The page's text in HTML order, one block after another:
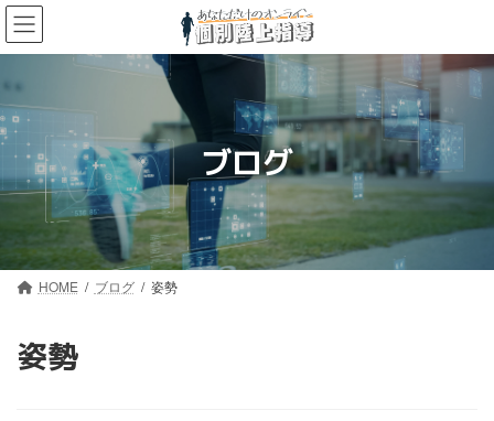
コ
ン
テ
ン
ツ
へ
ス
ッ
ナ
ビ
ゲ
ー
シ
ョ
ン
移
ブログ
HOME ブログ 姿勢
姿勢